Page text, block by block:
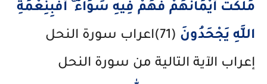
مَلَكَتْ أَيْمَانُهُمْ فَهُمْ فِيهِ سَوَاءٌ ۚ أَفَبِنِعْمَةِ
اللَّهِ يَجْحَدُونَ (71)اعراب سورة النحل
إعراب الآية التالية من سورة النحل